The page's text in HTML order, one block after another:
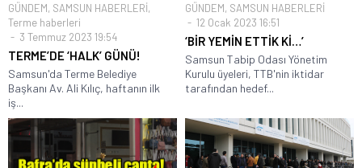
GÜNDEM, SAMSUN HABERLERİ,
Terme haberleri
3 Temmuz 2023 19:54
TERME’DE ‘HALK’ GÜNÜ!
Samsun'da Terme Belediye
Başkanı Av. Ali Kılıç, haftanın ilk
iş...
GÜNDEM, SAMSUN HABERLERİ
12 Ocak 2023 16:51
‘BİR YEMİN ETTİK Kİ…’
Samsun Tabip Odası Yönetim
Kurulu üyeleri, TTB'nin iktidar
tarafından hedef...